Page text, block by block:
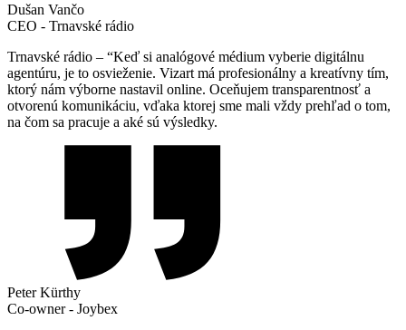
Dušan Vančo
CEO - Trnavské rádio
Trnavské rádio – “Keď si analógové médium vyberie digitálnu
agentúru, je to osvieženie. Vizart má profesionálny a kreatívny tím,
ktorý nám výborne nastavil online. Oceňujem transparentnosť a
otvorenú komunikáciu, vďaka ktorej sme mali vždy prehľad o tom,
na čom sa pracuje a aké sú výsledky.
Peter Kürthy
Co-owner - Joybex